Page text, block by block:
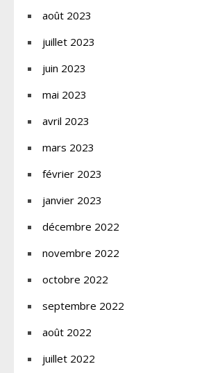
août 2023
juillet 2023
juin 2023
mai 2023
avril 2023
mars 2023
février 2023
janvier 2023
décembre 2022
novembre 2022
octobre 2022
septembre 2022
août 2022
juillet 2022